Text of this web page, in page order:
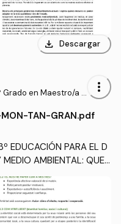
download Descargar
Grado en Maestro/a d
more_vert
TAN-GRAN.pdf
PARA EL D
MEDIO AMBIENTAL: QUE-